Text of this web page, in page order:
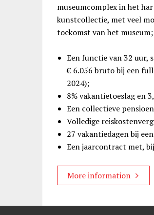
museumcomplex in het
kunstcollectie, met veel
toekomst van het museum;
Een functie van 32 uur,
€ 6.056 bruto bij een
2024);
8% vakantietoeslag en
Een collectieve
Volledige
27 vakantiedagen bij
Een jaarcontract met,
More information